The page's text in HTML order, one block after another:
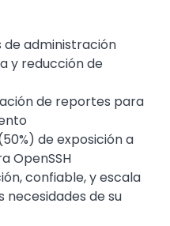
administración
y reducción de
de reportes para
de exposición a
OpenSSH
confiable, y escala
necesidades de su